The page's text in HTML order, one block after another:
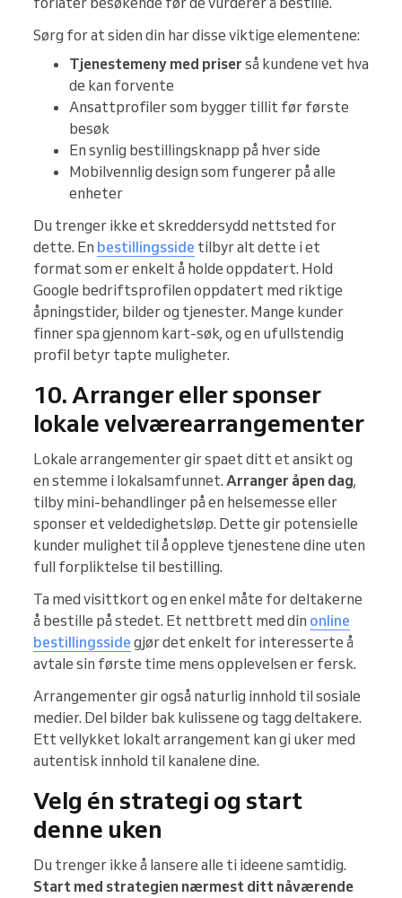
Sørg for at siden din har disse viktige elementene:
Tjenestemeny med priserså kundene vet hva
de kan forvente
Ansattprofiler som bygger tillit før første
besøk
En synlig bestillingsknapp på hver side
Mobilvennlig design som fungerer på alle
enheter
Du trenger ikke et skreddersydd nettsted for
dette. En bestillingsside tilbyr alt dette i et
format som er enkelt å holde oppdatert. Hold
Google bedriftsprofilen oppdatert med riktige
åpningstider, bilder og tjenester. Mange kunder
finner spa gjennom kart-søk, og en ufullstendig
profil betyr tapte muligheter.
10. Arranger eller sponser
lokale velværearrangementer
Lokale arrangementer gir spaet ditt et ansikt og
en stemme i lokalsamfunnet. Arranger åpen dag,
tilby mini-behandlinger på en helsemesse eller
sponser et veldedighetsløp. Dette gir potensielle
kunder mulighet til å oppleve tjenestene dine uten
full forpliktelse til bestilling.
Ta med visittkort og en enkel måte for deltakerne
å bestille på stedet. Et nettbrett med din online
bestillingsside gjør det enkelt for interesserte å
avtale sin første time mens opplevelsen er fersk.
Arrangementer gir også naturlig innhold til sosiale
medier. Del bilder bak kulissene og tagg deltakere.
Ett vellykket lokalt arrangement kan gi uker med
autentisk innhold til kanalene dine.
Velg én strategi og start
denne uken
Du trenger ikke å lansere alle ti ideene samtidig.
Start med strategien nærmest ditt nåværende